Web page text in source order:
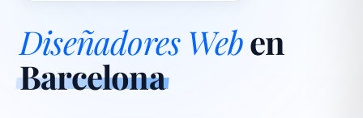
Diseñadores Weben
Barcelona